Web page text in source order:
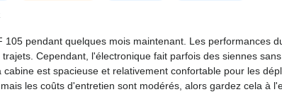
105 pendant quelques mois maintenant. Les performances
Cependant, l'électronique fait parfois des siennes
est spacieuse et relativement confortable pour les
les coûts d'entretien sont modérés, alors gardez cela à